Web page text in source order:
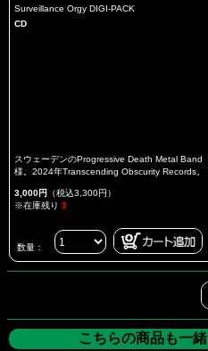
Surveillance Orgy DIGI-PACK
CD
スウェーデンのProgressive Death Metal Band
様。2024年Transcending Obscurity Records。
3,000円 （税込3,300円）
※在庫残り 3
数量：
こちらの商品も一